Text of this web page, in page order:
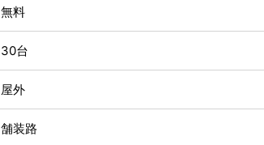
無料
30台
屋外
舗装路